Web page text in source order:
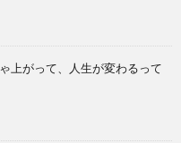
上がって、人生が変わるって